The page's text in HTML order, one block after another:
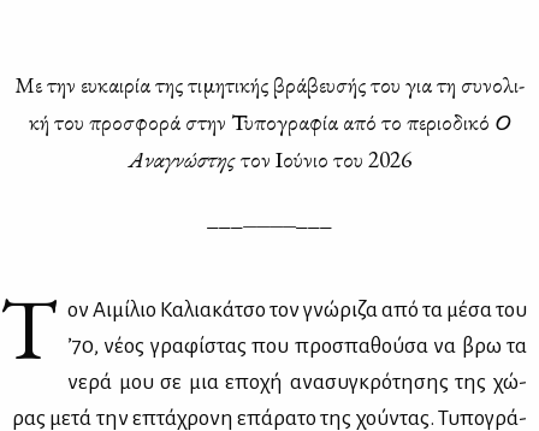
Με την ευ­και­ρία της τι­μη­τι­κής βρά­βευ­σής του για τη συ­νο­λι­
κή του προ­σφο­ρά στην Τυ­πο­γρα­φία από το πε­ριο­δι­κό Ο
Ανα­γνώ­στηςτον Ιού­νιο του 2026
Τ ον Αι­μί­λιο Κα­λια­κά­τσο τον γνώ­ρι­ζα από τα μέ­σα του
’70, νέ­ος γρα­φί­στας που προ­σπα­θού­σα να βρω τα
νε­ρά μου σε μια επο­χή ανα­συ­γκρό­τη­σης της χώ­
ρας με­τά την επτά­χρο­νη επά­ρα­το της χού­ντας. Τυ­πο­γρά­